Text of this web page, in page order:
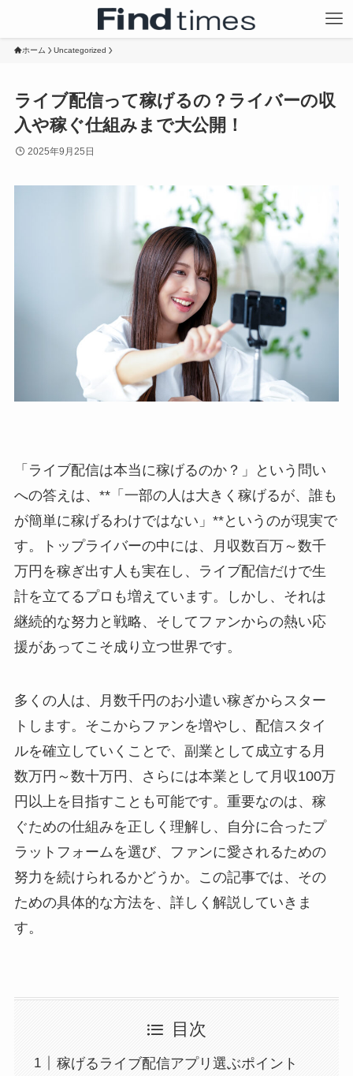
ホーム Uncategorized
ライブ配信って稼げるの？ライバーの収
入や稼ぐ仕組みまで大公開！
2025年9月25日
「ライブ配信は本当に稼げるのか？」という問い
への答えは、**「一部の人は大きく稼げるが、誰も
が簡単に稼げるわけではない」**というのが現実で
す。トップライバーの中には、月収数百万～数千
万円を稼ぎ出す人も実在し、ライブ配信だけで生
計を立てるプロも増えています。しかし、それは
継続的な努力と戦略、そしてファンからの熱い応
援があってこそ成り立つ世界です。
多くの人は、月数千円のお小遣い稼ぎからスター
トします。そこからファンを増やし、配信スタイ
ルを確立していくことで、副業として成立する月
数万円～数十万円、さらには本業として月収100万
円以上を目指すことも可能です。重要なのは、稼
ぐための仕組みを正しく理解し、自分に合ったプ
ラットフォームを選び、ファンに愛されるための
努力を続けられるかどうか。この記事では、その
ための具体的な方法を、詳しく解説していきま
す。
目次
稼げるライブ配信アプリ選ぶポイント